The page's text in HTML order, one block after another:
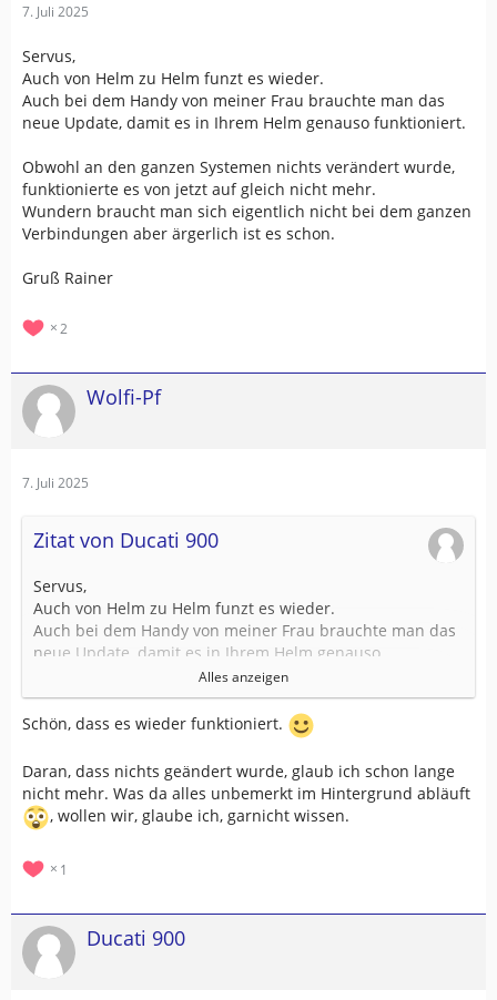
7. Juli 2025
Servus,
Auch von Helm zu Helm funzt es wieder.
Auch bei dem Handy von meiner Frau brauchte man das
neue Update, damit es in Ihrem Helm genauso funktioniert.
Obwohl an den ganzen Systemen nichts verändert wurde,
funktionierte es von jetzt auf gleich nicht mehr.
Wundern braucht man sich eigentlich nicht bei dem ganzen
Verbindungen aber ärgerlich ist es schon.
Gruß Rainer
2
Wolfi-Pf
7. Juli 2025
Zitat von Ducati 900
Servus,
Auch von Helm zu Helm funzt es wieder.
Auch bei dem Handy von meiner Frau brauchte man das
neue Update, damit es in Ihrem Helm genauso
Obwohl an den ganzen Systemen nichts verändert
wurde, funktionierte es von jetzt auf gleich nicht mehr.
Wundern braucht man sich eigentlich nicht bei dem
ganzen Verbindungen aber ärgerlich ist es schon.
Gruß Rainer
Alles anzeigen
Schön, dass es wieder funktioniert.
Daran, dass nichts geändert wurde, glaub ich schon lange
nicht mehr. Was da alles unbemerkt im Hintergrund abläuft
, wollen wir, glaube ich, garnicht wissen.
1
Ducati 900